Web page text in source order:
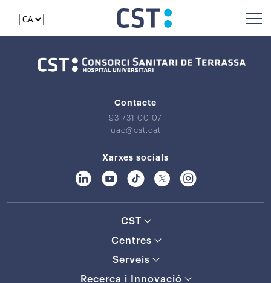
Contacte
93 731 00 07
uac@cst.cat
Xarxes socials
CST
Centres
Serveis
Recerca i Innovació